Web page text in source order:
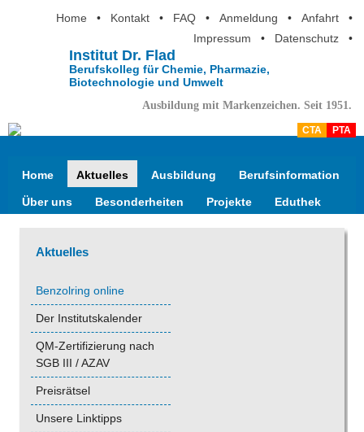
Home • Kontakt • FAQ • Anmeldung • Anfahrt
•
Impressum
• Datenschutz •
Institut Dr. Flad
Berufskolleg für Chemie, Pharmazie,
Biotechnologie und Umwelt
Ausbildung mit Markenzeichen. Seit 1951.
CTA PTA
Home Aktuelles Ausbildung Berufsinformation
Über uns Besonderheiten Projekte Eduthek
Aktuelles
Benzolring online
Der Institutskalender
QM-Zertifizierung nach
SGB III / AZAV
Preisrätsel
Unsere Linktipps